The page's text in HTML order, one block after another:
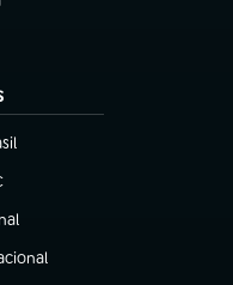
aba)
nova aba)
aba)
aba)